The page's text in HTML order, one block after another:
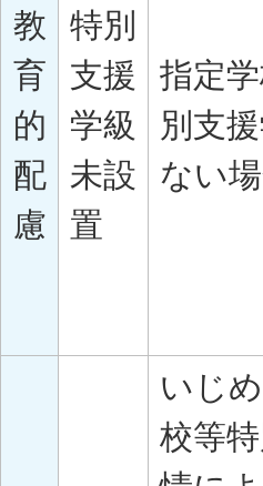
教
育
的
配
慮
特別
支援
学級
未設
置
指定
別支
ない
いじ
校等